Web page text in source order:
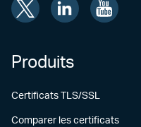
Produits
Certificats TLS/SSL
Comparer les certificats